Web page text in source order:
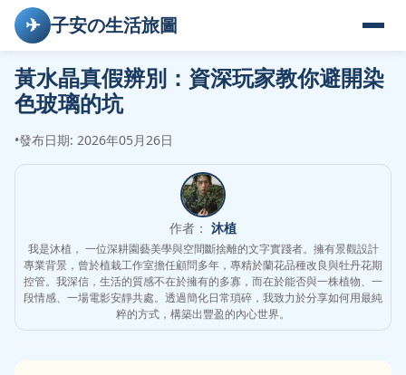
✈ 子安の生活旅圖
黃水晶真假辨別：資深玩家教你避開染
色玻璃的坑
•發布日期: 2026年05月26日
作者： 沐植
我是沐植， 一位深耕園藝美學與空間斷捨離的文字實踐者。擁有景觀設計
專業背景，曾於植栽工作室擔任顧問多年，專精於蘭花品種改良與牡丹花期
控管。我深信，生活的質感不在於擁有的多寡，而在於能否與一株植物、一
段情感、一場電影安靜共處。透過簡化日常瑣碎，我致力於分享如何用最純
粹的方式，構築出豐盈的內心世界。